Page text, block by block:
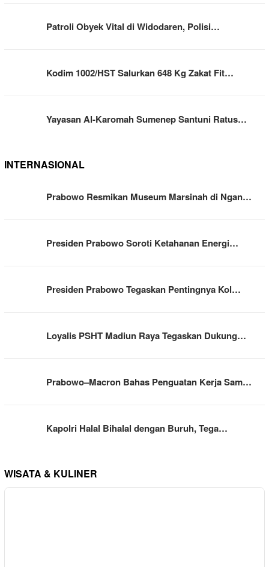
Patroli Obyek Vital di Widodaren, Polisi…
Kodim 1002/HST Salurkan 648 Kg Zakat Fit…
Yayasan Al-Karomah Sumenep Santuni Ratus…
INTERNASIONAL
Prabowo Resmikan Museum Marsinah di Ngan…
Presiden Prabowo Soroti Ketahanan Energi…
Presiden Prabowo Tegaskan Pentingnya Kol…
Loyalis PSHT Madiun Raya Tegaskan Dukung…
Prabowo–Macron Bahas Penguatan Kerja Sam…
Kapolri Halal Bihalal dengan Buruh, Tega…
WISATA & KULINER